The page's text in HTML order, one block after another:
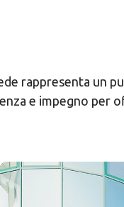
rappresenta un
e impegno per